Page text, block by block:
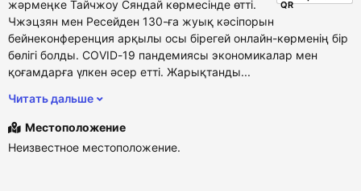
QR
жәрмеңке Тайчжоу Сяндай көрмесінде өтті.
Чжэцзян мен Ресейден 130-ға жуық кәсіпорын
бейнеконференция арқылы осы бірегей онлайн-көрменің бір
бөлігі болды. COVID-19 пандемиясы экономикалар мен
қоғамдарға үлкен әсер етті. Жарықтанды...
Читать дальше
Местоположение
Неизвестное местоположение.